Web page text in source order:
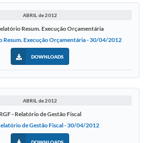
ABRIL de 2012
Resum. Execução Orçamentária
Resum. Execução Orçamentária - 30/04/2012
DOWNLOADS
ABRIL de 2012
RGF - Relatório de Gestão Fiscal
de Gestão Fiscal - 30/04/2012